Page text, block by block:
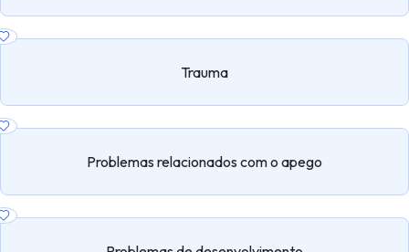
Trauma
Problemas relacionados com o apego